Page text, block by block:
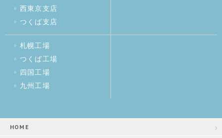
西東京支店
つくば支店
札幌工場
つくば工場
四国工場
九州工場
HOME